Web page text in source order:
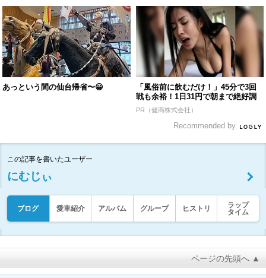
あっという間の仙台帰省〜😀
「風俗前に飲むだけ！」45分で3回
戦も余裕！1日31円で朝まで絶好調
PR（健商株式会社）
Recommended by
この記事を書いたユーザー
にむじぃ
ブログ 愛車紹介 アルバム グループ ヒストリ
ラップ
タイム
ページの先頭へ ▲